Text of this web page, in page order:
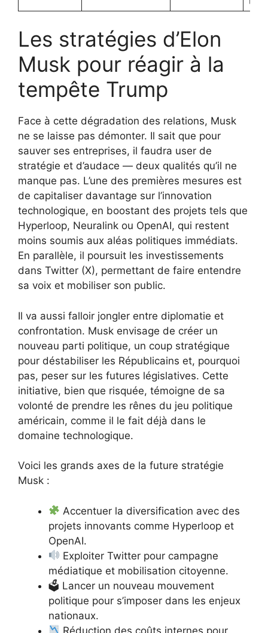
Les stratégies d’Elon
Musk pour réagir à la
tempête Trump
Face à cette dégradation des relations, Musk
ne se laisse pas démonter. Il sait que pour
sauver ses entreprises, il faudra user de
stratégie et d’audace — deux qualités qu’il ne
manque pas. L’une des premières mesures est
de capitaliser davantage sur l’innovation
technologique, en boostant des projets tels que
Hyperloop, Neuralink ou OpenAI, qui restent
moins soumis aux aléas politiques immédiats.
En parallèle, il poursuit les investissements
dans Twitter (X), permettant de faire entendre
sa voix et mobiliser son public.
Il va aussi falloir jongler entre diplomatie et
confrontation. Musk envisage de créer un
nouveau parti politique, un coup stratégique
pour déstabiliser les Républicains et, pourquoi
pas, peser sur les futures législatives. Cette
initiative, bien que risquée, témoigne de sa
volonté de prendre les rênes du jeu politique
américain, comme il le fait déjà dans le
domaine technologique.
Voici les grands axes de la future stratégie
Musk :
Accentuer la diversification avec des
projets innovants comme Hyperloop et
OpenAI.
Exploiter Twitter pour campagne
médiatique et mobilisation citoyenne.
🗳 Lancer un nouveau mouvement
politique pour s’imposer dans les enjeux
nationaux.
Réduction des coûts internes pour